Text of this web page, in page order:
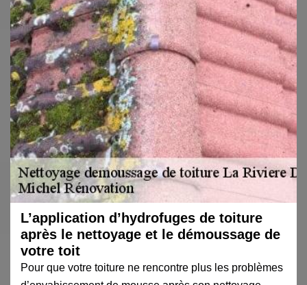
L’application d’hydrofuges de toiture
après le nettoyage et le démoussage de
votre toit
Pour que votre toiture ne rencontre plus les problèmes